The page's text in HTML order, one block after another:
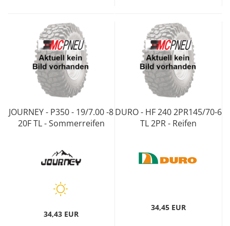
JOURNEY - P350 - 19/7.00 -8
20F TL - Sommerreifen
34,43 EUR
DURO - HF 240 2PR145/70-6
TL 2PR - Reifen
34,45 EUR